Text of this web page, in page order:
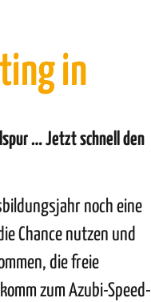
in
… Jetzt schnell den
noch eine
Chance nutzen und
die freie
zum Azubi-Speed-